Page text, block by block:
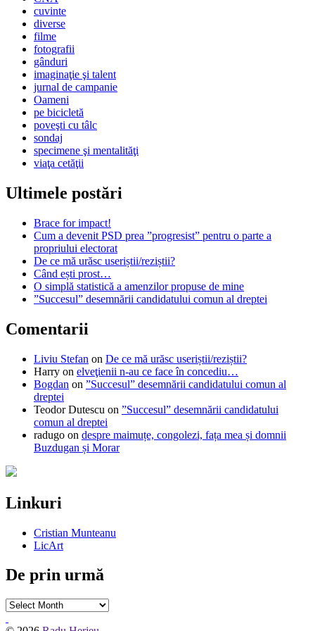
cuvinte
diverse
filme
fotografii
gânduri
imaginaţie şi talent
jurnal de campanie
Oameni
pe bicicletă
poveşti cu tâlc
sondaj
specimene şi mentalităţi
viaţa cetăţii
Ultimele postări
Brace for impact!
Cum a devenit PSD prea ”progresist” pentru o parte a
propriului electorat
De ce mă urăsc useriștii/reziștii?
Când ești prost…
O simplă statistică a amenzilor propuse de mine
”Succesul” desemnării candidatului comun al dreptei
Comentarii
Liviu Stefan on De ce mă urăsc useriștii/reziștii?
Harry on elveţienii n-au ce face în concediu…
Bogdan on ”Succesul” desemnării candidatului comun al
dreptei
Teodor Dutescu on ”Succesul” desemnării candidatului
comun al dreptei
radugo on despre maimuțe, congolezi, fața mea și domnii
Buzdugan și Morar
Linkuri
Cristian Munteanu
LicArt
De prin urmă
De